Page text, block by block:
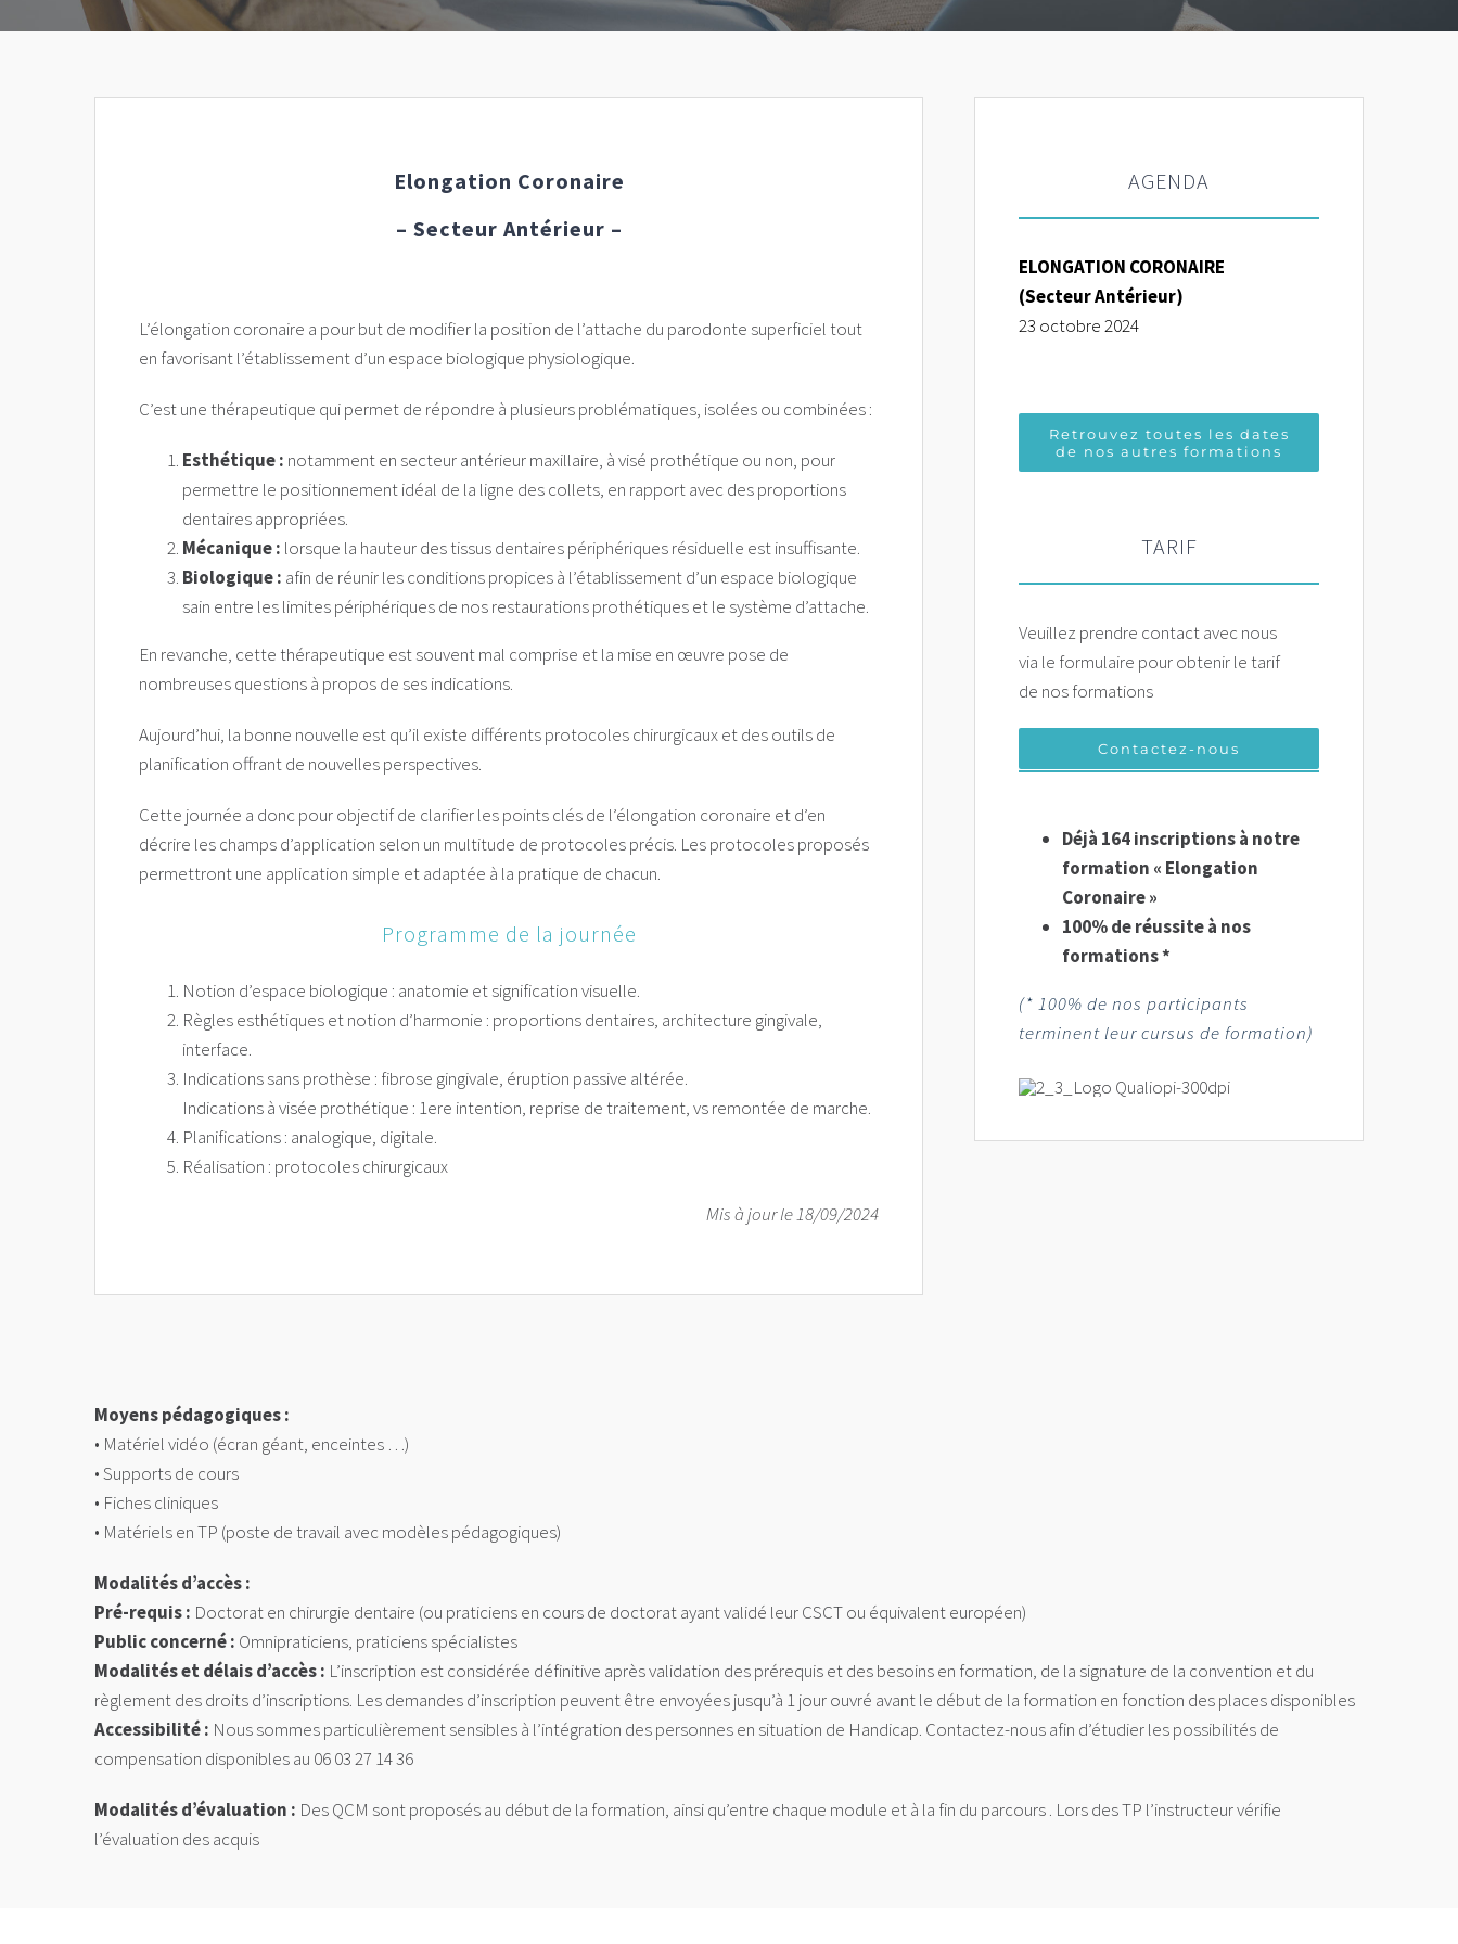
Elongation Coronaire
– Secteur Antérieur –
L’élongation coronaire a pour but de modifier la position de l’attache du parodonte superficiel tout
en favorisant l’établissement d’un espace biologique physiologique.
C’est une thérapeutique qui permet de répondre à plusieurs problématiques, isolées ou combinées :
Esthétique : notamment en secteur antérieur maxillaire, à visé prothétique ou non, pour
permettre le positionnement idéal de la ligne des collets, en rapport avec des proportions
dentaires appropriées.
​Mécanique : lorsque la hauteur des tissus dentaires périphériques résiduelle est insuffisante.
Biologique : afin de réunir les conditions propices à l’établissement d’un espace biologique
sain entre les limites périphériques de nos restaurations prothétiques et le système d’attache.
En revanche, cette thérapeutique est souvent mal comprise et la mise en œuvre pose de
nombreuses questions à propos de ses indications.
Aujourd’hui, la bonne nouvelle est qu’il existe différents protocoles chirurgicaux et des outils de
planification offrant de nouvelles perspectives.
Cette journée a donc pour objectif de clarifier les points clés de l’élongation coronaire et d’en
décrire les champs d’application selon un multitude de protocoles précis. Les protocoles proposés
permettront une application simple et adaptée à la pratique de chacun.
Programme de la journée
Notion d’espace biologique : anatomie et signification visuelle.
Règles esthétiques et notion d’harmonie : proportions dentaires, architecture gingivale,
interface.
Indications sans prothèse : fibrose gingivale, éruption passive altérée.
Indications à visée prothétique : 1ere intention, reprise de traitement, vs remontée de marche.
Planifications : analogique, digitale.
Réalisation : protocoles chirurgicaux
Mis à jour le 18/09/2024
AGENDA
ELONGATION CORONAIRE
(Secteur Antérieur)
23 octobre 2024
Retrouvez toutes les dates
de nos autres formations
TARIF
Veuillez prendre contact avec nous
via le formulaire pour obtenir le tarif
de nos formations
Contactez-nous
Déjà 164 inscriptions à notre
formation « Elongation
Coronaire »
100% de réussite à nos
formations *
(* 100% de nos participants
terminent leur cursus de formation)
Moyens pédagogiques :
• Matériel vidéo (écran géant, enceintes …)
• Supports de cours
• Fiches cliniques
• Matériels en TP (poste de travail avec modèles pédagogiques)
Modalités d’accès :
Pré-requis : Doctorat en chirurgie dentaire (ou praticiens en cours de doctorat ayant validé leur CSCT ou équivalent européen)
Public concerné : Omnipraticiens, praticiens spécialistes
Modalités et délais d’accès : L’inscription est considérée définitive après validation des prérequis et des besoins en formation, de la signature de la convention et du
règlement des droits d’inscriptions. Les demandes d’inscription peuvent être envoyées jusqu’à 1 jour ouvré avant le début de la formation en fonction des places disponibles
Accessibilité : Nous sommes particulièrement sensibles à l’intégration des personnes en situation de Handicap. Contactez-nous afin d’étudier les possibilités de
compensation disponibles au 06 03 27 14 36
Modalités d’évaluation : Des QCM sont proposés au début de la formation, ainsi qu’entre chaque module et à la fin du parcours . Lors des TP l’instructeur vérifie
l’évaluation des acquis